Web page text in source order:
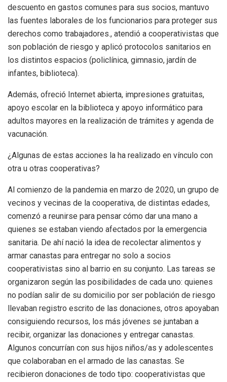
descuento en gastos comunes para sus socios, mantuvo
las fuentes laborales de los funcionarios para proteger sus
derechos como trabajadores., atendió a cooperativistas que
son población de riesgo y aplicó protocolos sanitarios en
los distintos espacios (policlínica, gimnasio, jardín de
infantes, biblioteca).
Además, ofreció Internet abierta, impresiones gratuitas,
apoyo escolar en la biblioteca y apoyo informático para
adultos mayores en la realización de trámites y agenda de
vacunación.
¿Algunas de estas acciones la ha realizado en vínculo con
otra u otras cooperativas?
Al comienzo de la pandemia en marzo de 2020, un grupo de
vecinos y vecinas de la cooperativa, de distintas edades,
comenzó a reunirse para pensar cómo dar una mano a
quienes se estaban viendo afectados por la emergencia
sanitaria. De ahí nació la idea de recolectar alimentos y
armar canastas para entregar no solo a socios
cooperativistas sino al barrio en su conjunto. Las tareas se
organizaron según las posibilidades de cada uno: quienes
no podían salir de su domicilio por ser población de riesgo
llevaban registro escrito de las donaciones, otros apoyaban
consiguiendo recursos, los más jóvenes se juntaban a
recibir, organizar las donaciones y entregar canastas.
Algunos concurrían con sus hijos niños/as y adolescentes
que colaboraban en el armado de las canastas. Se
recibieron donaciones de todo tipo: cooperativistas que